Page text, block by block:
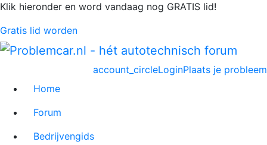
Klik hieronder en word vandaag nog GRATIS lid!
Gratis lid worden
Plaats je probleem
account_circleLogin
Home
Forum
Bedrijvengids